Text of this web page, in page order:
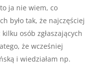
ja nie wiem, co
było tak, że najczęściej
osób zgłaszających
że wcześniej
i wiedziałam np.